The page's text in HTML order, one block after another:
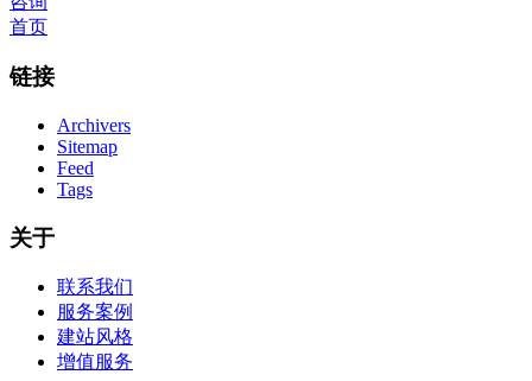
首页
链接
Archivers
Sitemap
Feed
Tags
关于
联系我们
服务案例
建站风格
增值服务